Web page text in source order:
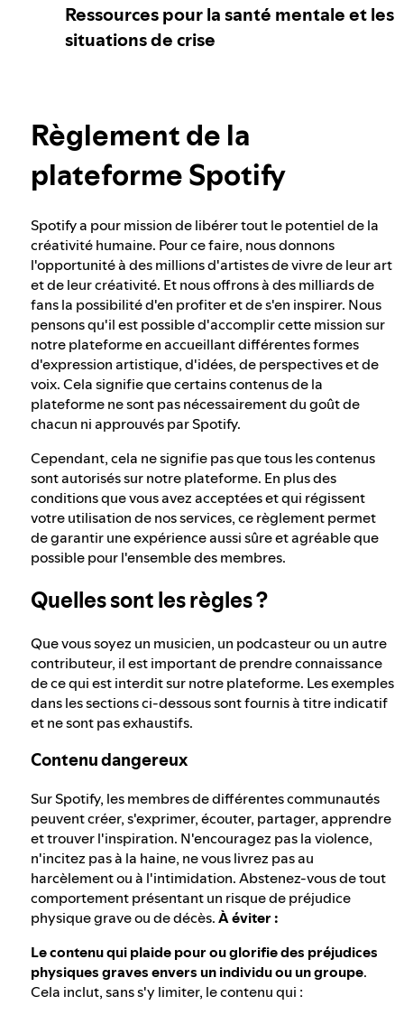
Conseils pour les parent·e·s ou gardien·ne·s
Notre approche en matière de contenu
Notre approche en matière d'extrémisme
violent
Comprendre les recommandations
Vos contrôles de confidentialité
Ressources pour la santé mentale et les
situations de crise
Règlement de la
plateforme Spotify
Spotify a pour mission de libérer tout le potentiel de la
créativité humaine. Pour ce faire, nous donnons
l'opportunité à des millions d'artistes de vivre de leur art
et de leur créativité. Et nous offrons à des milliards de
fans la possibilité d'en profiter et de s'en inspirer. Nous
pensons qu'il est possible d'accomplir cette mission sur
notre plateforme en accueillant différentes formes
d'expression artistique, d'idées, de perspectives et de
voix. Cela signifie que certains contenus de la
plateforme ne sont pas nécessairement du goût de
chacun ni approuvés par Spotify.
Cependant, cela ne signifie pas que tous les contenus
sont autorisés sur notre plateforme. En plus des
conditions que vous avez acceptées et qui régissent
votre utilisation de nos services, ce règlement permet
de garantir une expérience aussi sûre et agréable que
possible pour l'ensemble des membres.
Quelles sont les règles ?
Que vous soyez un musicien, un podcasteur ou un autre
contributeur, il est important de prendre connaissance
de ce qui est interdit sur notre plateforme. Les exemples
dans les sections ci-dessous sont fournis à titre indicatif
et ne sont pas exhaustifs.
Contenu dangereux
Sur Spotify, les membres de différentes communautés
peuvent créer, s'exprimer, écouter, partager, apprendre
et trouver l'inspiration. N'encouragez pas la violence,
n'incitez pas à la haine, ne vous livrez pas au
harcèlement ou à l'intimidation. Abstenez-vous de tout
comportement présentant un risque de préjudice
physique grave ou de décès.À éviter :
Le contenu qui plaide pour ou glorifie des préjudices
physiques graves envers un individu ou un groupe.
Cela inclut, sans s'y limiter, le contenu qui :